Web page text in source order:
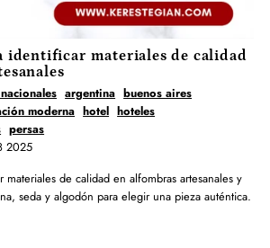
identificar materiales de calidad
argentina buenos aires
moderna hotel hoteles
persas
2025
de calidad en alfombras artesanales y
seda y algodón para elegir una pieza auténtica.